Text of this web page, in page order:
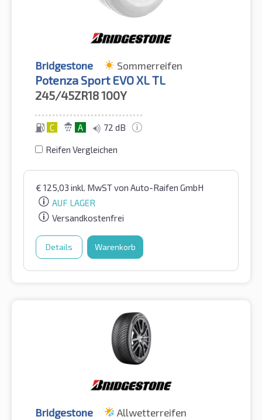
Bridgestone Sommerreifen
Potenza Sport EVO XL TL
245/45ZR18100Y
C A 72 dB
Reifen Vergleichen
€ 125,03 inkl. MwSTvon Auto-Raifen GmbH
AUF LAGER
Versandkostenfrei
Details Warenkorb
Bridgestone Allwetterreifen